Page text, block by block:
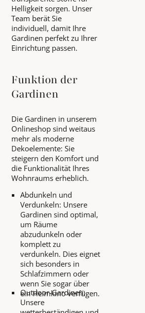
Helligkeit sorgen. Unser
Team berät Sie
individuell, damit Ihre
Gardinen perfekt zu Ihrer
Einrichtung passen.
Funktion der
Gardinen
Die Gardinen in unserem
Onlineshop sind weitaus
mehr als moderne
Dekoelemente: Sie
steigern den Komfort und
die Funktionalität Ihres
Wohnraums erheblich.
Abdunkeln und
Verdunkeln: Unsere
Gardinen sind optimal,
um Räume
abzudunkeln oder
komplett zu
verdunkeln. Dies eignet
sich besonders in
Schlafzimmern oder
wenn Sie sogar über
ein Heimkino verfügen.
Outdoor-Gardinen:
Unsere